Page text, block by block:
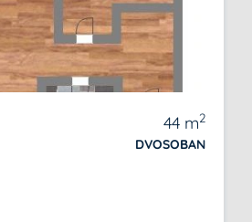
44 m2
DVOSOBAN